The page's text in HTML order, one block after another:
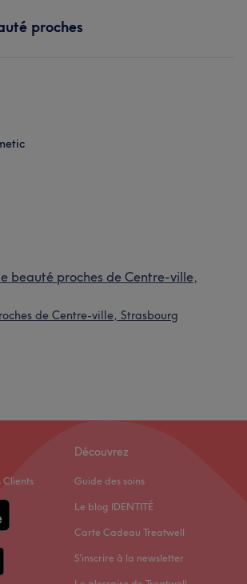
proches
beauté proches de Centre-ville,
de Centre-ville, Strasbourg
Clients
Découvrez
Guide des soins
Le blog IDENTITÉ
Carte Cadeau Treatwell
S'inscrire à la newsletter